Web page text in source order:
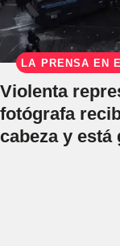
LA PRENSA EN
Violenta
fotógrafa
cabeza y está